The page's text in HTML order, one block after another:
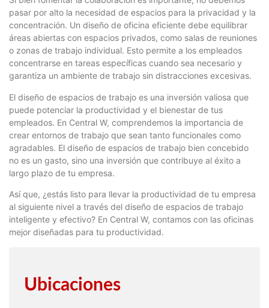
pasar por alto la necesidad de espacios para la privacidad y la
concentración. Un diseño de oficina eficiente debe equilibrar
áreas abiertas con espacios privados, como salas de reuniones
o zonas de trabajo individual. Esto permite a los empleados
concentrarse en tareas específicas cuando sea necesario y
garantiza un ambiente de trabajo sin distracciones excesivas.
El diseño de espacios de trabajo es una inversión valiosa que
puede potenciar la productividad y el bienestar de tus
empleados. En Central W, comprendemos la importancia de
crear entornos de trabajo que sean tanto funcionales como
agradables. El diseño de espacios de trabajo bien concebido
no es un gasto, sino una inversión que contribuye al éxito a
largo plazo de tu empresa.
Así que, ¿estás listo para llevar la productividad de tu empresa
al siguiente nivel a través del diseño de espacios de trabajo
inteligente y efectivo? En Central W, contamos con las oficinas
mejor diseñadas para tu productividad.
Ubicaciones